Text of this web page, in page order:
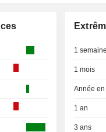
1 semaine
1 mois
Année
1 an
3 ans